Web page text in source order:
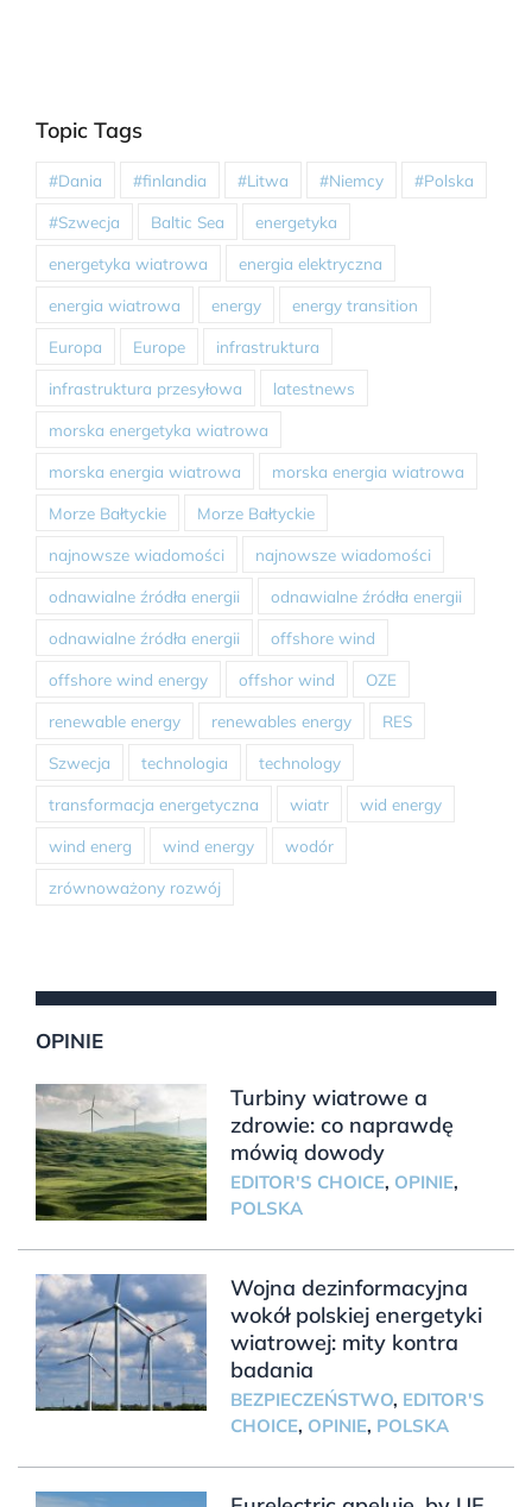
Topic Tags
#Dania #finlandia #Litwa #Niemcy #Polska
#Szwecja Baltic Sea energetyka
energetyka wiatrowa energia elektryczna
energia wiatrowa energy energy transition
Europa Europe infrastruktura
infrastruktura przesyłowa latestnews
morska energetyka wiatrowa
morska energia wiatrowa morska energia wiatrowa
Morze Bałtyckie Morze Bałtyckie
najnowsze wiadomości najnowsze wiadomości
odnawialne źródła energii odnawialne źródła energii
odnawialne źródła energii offshore wind
offshore wind energy offshor wind OZE
renewable energy renewables energy RES
Szwecja technologia technology
transformacja energetyczna wiatr wid energy
wind energ wind energy wodór
zrównoważony rozwój
OPINIE
Turbiny wiatrowe a
zdrowie: co naprawdę
mówią dowody
EDITOR'S CHOICE, OPINIE,
POLSKA
Wojna dezinformacyjna
wokół polskiej energetyki
wiatrowej: mity kontra
badania
BEZPIECZEŃSTWO, EDITOR'S
CHOICE, OPINIE, POLSKA